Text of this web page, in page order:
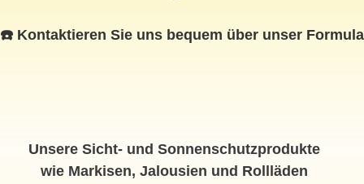
☎️ Kontaktieren Sie uns bequem über unser
Unsere Sicht- und Sonnenschutzprodukte
wie Markisen, Jalousien und Rollläden